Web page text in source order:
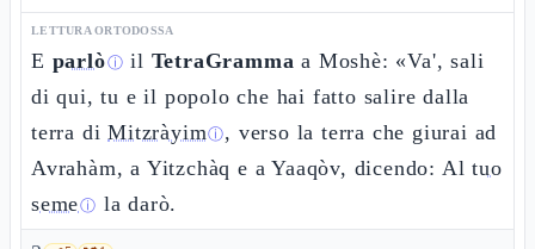
LETTURA ORTODOSSA
E parlòⓘ il TetraGramma a Moshè: «Va', sali
di qui, tu e il popolo che hai fatto salire dalla
terra diMitzràyimⓘ, verso la terra che giurai ad
Avrahàm, a Yitzchàq e a Yaaqòv, dicendo: Altuo
semeⓘ la darò.